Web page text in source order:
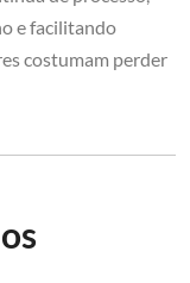
e facilitando
costumam perder